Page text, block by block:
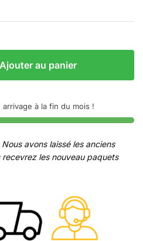
Ajouter au panier
à la fin du mois !
avons laissé les anciens
les nouveau paquets